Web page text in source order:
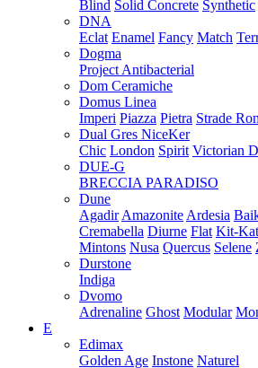
Blind Solid Concrete Synthetic
DNA
Eclat Enamel Fancy Match
Dogma
Project Antibacterial
Dom Ceramiche
Domus Linea
Imperi Piazza Pietra Strade
Dual Gres NiceKer
Chic London Spirit Victorian
DUE-G
BRECCIA PARADISO
Dune
Agadir Amazonite Ardesia
Cremabella Diurne Flat Kit-
Mintons Nusa Quercus Selene
Durstone
Indiga
Dvomo
Adrenaline Ghost Modular
E
Edimax
Golden Age Instone Naturel